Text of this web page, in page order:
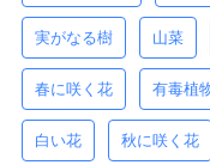
実がなる樹 山菜
春に咲く花 有毒植
白い花 秋に咲く花